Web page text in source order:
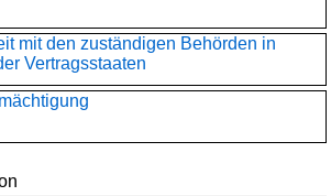
mit den zuständigen Behörden in
Vertragsstaaten